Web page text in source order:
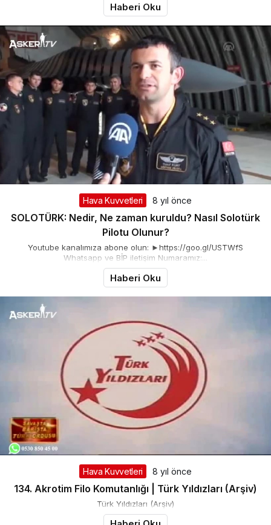
Haberi Oku
Hava Kuvvetleri 8 yıl önce
SOLOTÜRK: Nedir, Ne zaman kuruldu? Nasıl Solotürk
Pilotu Olunur?
Youtube kanalımıza abone olun: ►https://goo.gl/USTWfS
Whatsapp ve BİP iletişim Numaramız:...
Haberi Oku
Hava Kuvvetleri 8 yıl önce
134. Akrotim Filo Komutanlığı | Türk Yıldızları (Arşiv)
Türk Yıldızları (Arşiv)